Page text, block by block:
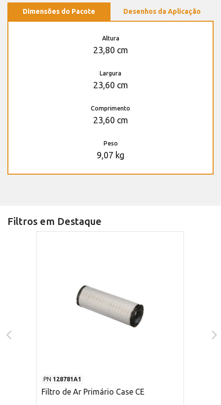
Dimensões do Pacote Desenhos da Aplicação
Altura
23,80 cm
Largura
23,60 cm
Comprimento
23,60 cm
Peso
9,07 kg
Filtros em Destaque
PN 128781A1
Filtro de Ar Primário Case CE